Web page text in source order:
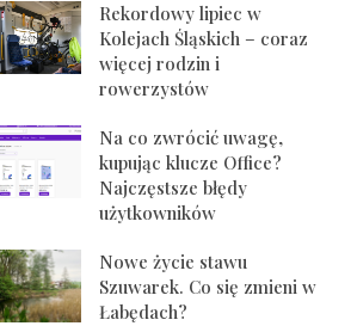
Rekordowy lipiec w
Kolejach Śląskich – coraz
więcej rodzin i
rowerzystów
Na co zwrócić uwagę,
kupując klucze Office?
Najczęstsze błędy
użytkowników
Nowe życie stawu
Szuwarek. Co się zmieni w
Łabędach?